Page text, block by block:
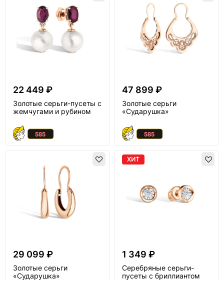
22 449 ₽
Золотые серьги-пусеты с
жемчугами и рубином
47 899 ₽
Золотые серьги
«Сударушка»
29 099 ₽
Золотые серьги
«Сударушка»
ХИТ
1 349 ₽
Серебряные серьги-
пусеты с бриллиантом